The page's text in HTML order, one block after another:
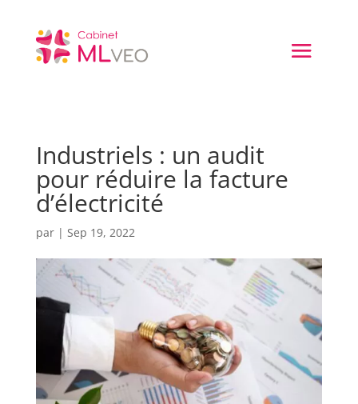
Industriels : un audit
pour réduire la facture
d’électricité
par | Sep 19, 2022